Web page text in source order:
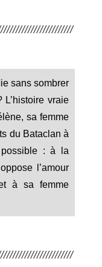
sans sombrer
vraie
sa femme
du Bataclan à
: à la
l’amour
à sa femme